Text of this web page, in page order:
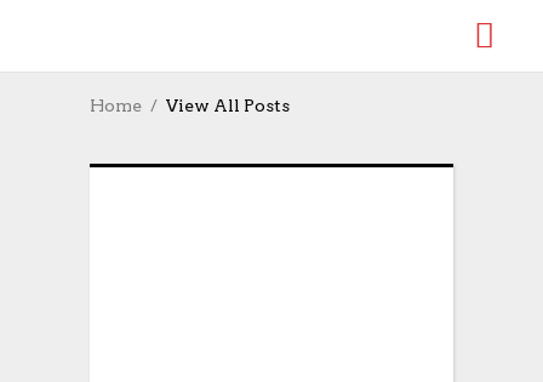
Home View All Posts